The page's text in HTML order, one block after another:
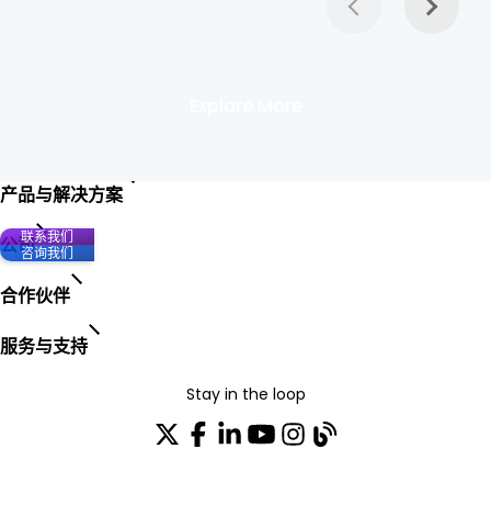
产品与解决方案
公司
合作伙伴
服务与支持
Stay in the loop
联系我们
咨询我们